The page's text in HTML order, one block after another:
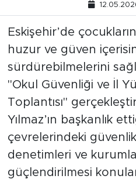
Eskişehir’de
huzur ve güven
sürdürebilmelerini
"Okul Güvenliği ve İl
Toplantısı"
Yılmaz’ın başkanlık
çevrelerindeki
denetimleri ve
güçlendirilmesi